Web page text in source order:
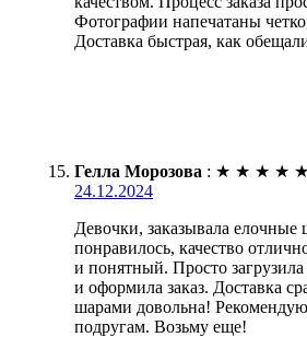
Фотографии напечатаны
Доставка быстрая, как
Гелла Морозова : ★ ★ ★ ★ ★
24.12.2024
Девочки, заказывала
понравилось, качество
и понятный. Просто
и оформила заказ. Доставка
шарами довольна!
подругам. Возьму еще!